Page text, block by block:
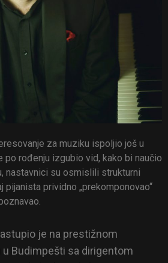
za muziku ispoljio još u
po rođenju izgubio vid, kako bi naučio
nastavnici su osmislili strukturni
pijanista prividno „prekomponovao“
je na prestižnom
Budimpešti sa dirigentom